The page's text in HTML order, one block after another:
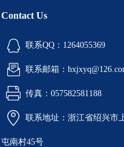
Contact Us
联系QQ：1264055369
联系邮箱：
传真：057582581188
联系地址：浙江省绍兴市
屯南村45号